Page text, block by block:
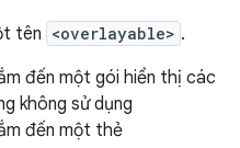
tên <overlayable> .
đến một gói hiển thị các
không sử dụng
đến một thẻ